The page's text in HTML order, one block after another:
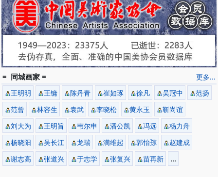
更多...
= 同城画家 =
王明明 王镛 陈丹青 崔如琢 徐凡 吴冠中
范扬
范曾
林容生 袁武 李晓松 黄永玉
靳尚谊
刘大为
王明旨 韦尔申 潘公凯 冯远
杨力舟
杨晓阳
吴长江 龙瑞 满维起 郭怡孮
赵建成
谢志高
张道兴 于志学 张复兴 苗再新 ...